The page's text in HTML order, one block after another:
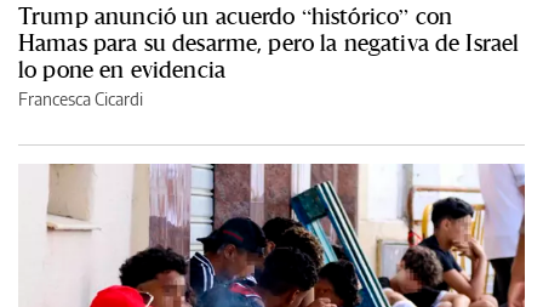
Trump anunció un acuerdo “histórico” con
Hamas para su desarme, pero la negativa de Israel
lo pone en evidencia
Francesca Cicardi